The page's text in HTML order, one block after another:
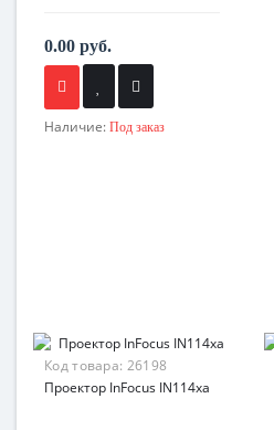
0.00 руб.
Наличие: Под заказ
Код товара: 26198
Проектор InFocus IN114xa